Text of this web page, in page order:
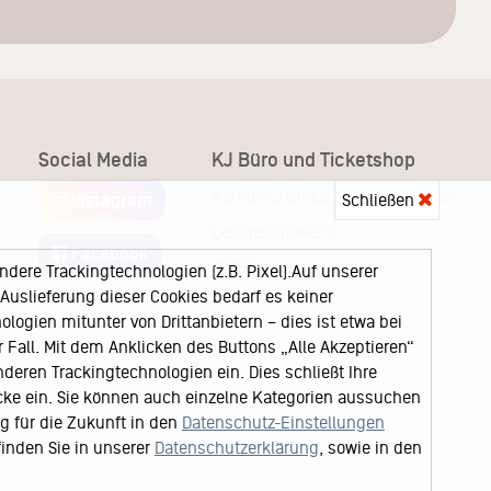
Social Media
Facebook
KJ Büro und Ticketshop
Karsten Jahnke Konzertdirektion
22767 Hamburg
Schließen
Trackingtechnologien (z.B. Pixel).Auf unserer
dieser Cookies bedarf es keiner
mitunter von Drittanbietern – dies ist etwa bei
Mit dem Anklicken des Buttons „Alle Akzeptieren“
Trackingtechnologien ein. Dies schließt Ihre
ein. Sie können auch einzelne Kategorien aussuchen
für die Zukunft in den Datenschutz-Einstellungen
Sie in unserer Datenschutzerklärung , sowie in den